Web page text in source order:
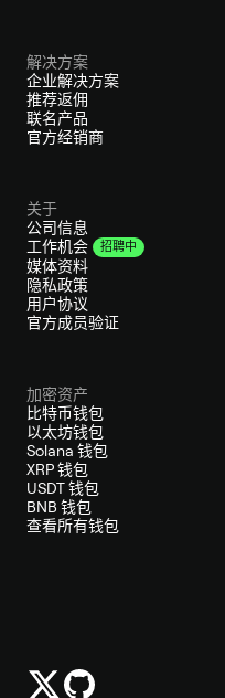
解决方案
企业解决方案
推荐返佣
联名产品
官方经销商
关于
公司信息
工作机会
招聘中
媒体资料
隐私政策
用户协议
官方成员验证
加密资产
比特币钱包
以太坊钱包
Solana 钱包
XRP 钱包
USDT 钱包
BNB 钱包
查看所有钱包